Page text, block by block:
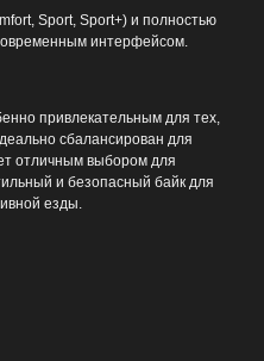
Sport, Sport+) и полностью
интерфейсом.
привлекательным для тех,
сбалансирован для
отличным выбором для
и безопасный байк для
езды.